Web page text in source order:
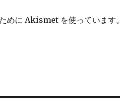
めに Akismet を使っています。